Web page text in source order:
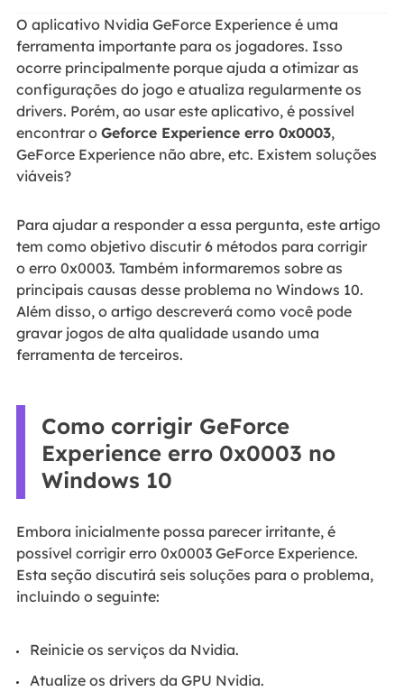
O aplicativo Nvidia GeForce Experience é uma
ferramenta importante para os jogadores. Isso
ocorre principalmente porque ajuda a otimizar as
configurações do jogo e atualiza regularmente os
drivers. Porém, ao usar este aplicativo, é possível
encontrar o Geforce Experience erro 0x0003,
GeForce Experience não abre, etc. Existem soluções
viáveis?
Para ajudar a responder a essa pergunta, este artigo
tem como objetivo discutir 6 métodos para corrigir
o erro 0x0003. Também informaremos sobre as
principais causas desse problema no Windows 10.
Além disso, o artigo descreverá como você pode
gravar jogos de alta qualidade usando uma
ferramenta de terceiros.
Como corrigir GeForce
Experience erro 0x0003 no
Windows 10
Embora inicialmente possa parecer irritante, é
possível corrigir erro 0x0003 GeForce Experience.
Esta seção discutirá seis soluções para o problema,
incluindo o seguinte:
Reinicie os serviços da Nvidia.
Atualize os drivers da GPU Nvidia.